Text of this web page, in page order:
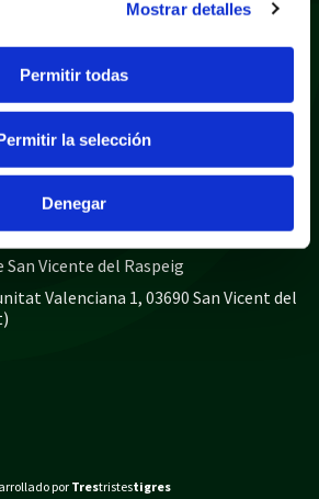
Mostrar detalles
Permitir todas
la selección
Denegar
Aviso legal
Mapa web
de interés
965 675 814
Vicente del Raspeig
Valenciana 1, 03690 San Vicent del
por Trestristestigres